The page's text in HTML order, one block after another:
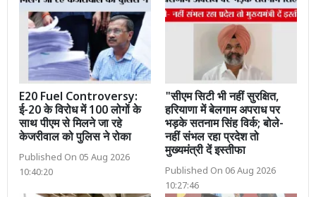
E20 Fuel Controversy:
ई-20 के विरोध में 100 लोगों के
साथ पीएम से मिलने जा रहे
केजरीवाल को पुलिस ने रोका
Published On 05 Aug 2026
10:40:20
"सीएम सिटी भी नहीं सुरक्षित,
हरियाणा में बेलगाम अपराध पर
भड़के सतनाम सिंह विर्क; बोले-
नहीं संभल रहा प्रदेश तो
मुख्यमंत्री दें इस्तीफा
Published On 06 Aug 2026
10:27:46